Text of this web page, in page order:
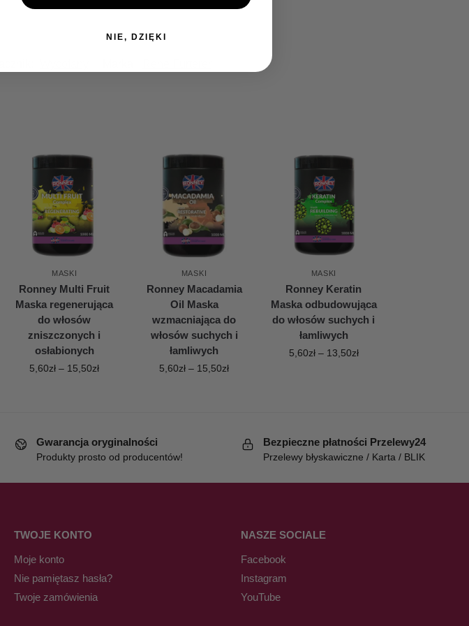
MASKI
Ronney Multi Fruit
Maska regenerująca
do włosów
zniszczonych i
osłabionych
5,60zł – 15,50zł
MASKI
Ronney Macadamia
Oil Maska
wzmacniająca do
włosów suchych i
łamliwych
5,60zł – 15,50zł
MASKI
Ronney Keratin
Maska odbudowująca
do włosów suchych i
łamliwych
5,60zł – 13,50zł
Gwarancja oryginalności
Produkty prosto od producentów!
Bezpieczne płatności Przelewy24
Przelewy błyskawiczne / Karta / BLIK
TWOJE KONTO
Moje konto
Nie pamiętasz hasła?
Twoje zamówienia
NASZE SOCIALE
Facebook
Instagram
YouTube
NIE, DZIĘKI